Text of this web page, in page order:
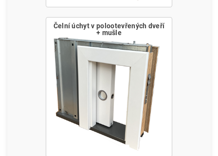
Čelní úchyt v polootevřených dveří
+ mušle